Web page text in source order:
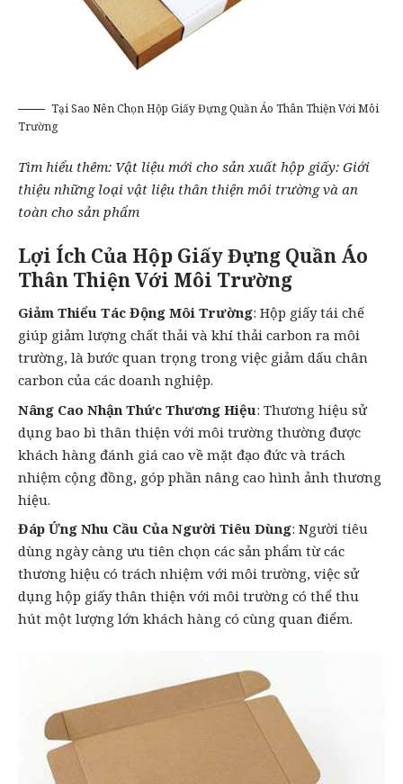
Tại Sao Nên Chọn Hộp Giấy Đựng Quần Áo Thân Thiện Với Môi
Trường
Tìm hiểu thêm: Vật liệu mới cho sản xuất hộp giấy: Giới
thiệu những loại vật liệu thân thiện môi trường và an
toàn cho sản phẩm
Lợi Ích Của Hộp Giấy Đựng Quần Áo
Thân Thiện Với Môi Trường
Giảm Thiểu Tác Động Môi Trường: Hộp giấy tái chế
giúp giảm lượng chất thải và khí thải carbon ra môi
trường, là bước quan trọng trong việc giảm dấu chân
carbon của các doanh nghiệp.
Nâng Cao Nhận Thức Thương Hiệu: Thương hiệu sử
dụng bao bì thân thiện với môi trường thường được
khách hàng đánh giá cao về mặt đạo đức và trách
nhiệm cộng đồng, góp phần nâng cao hình ảnh thương
hiệu.
Đáp Ứng Nhu Cầu Của Người Tiêu Dùng: Người tiêu
dùng ngày càng ưu tiên chọn các sản phẩm từ các
thương hiệu có trách nhiệm với môi trường, việc sử
dụng hộp giấy thân thiện với môi trường có thể thu
hút một lượng lớn khách hàng có cùng quan điểm.